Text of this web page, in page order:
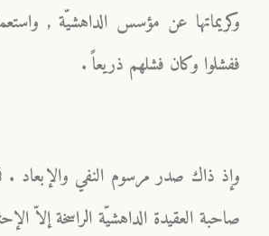
وكريماتها عن مؤسس الداهشيّة ,
ففشلوا وكان فشلهم ذريعاً .
وإذ ذاك صدر مرسوم النفي والإبعاد
صاحبة العقيدة الداهشيّة الراسخة إلاّ